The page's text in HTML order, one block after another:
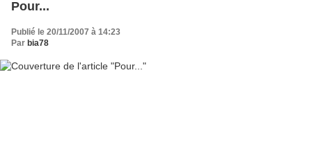
Pour...
Publié le 20/11/2007 à 14:23
Par bia78